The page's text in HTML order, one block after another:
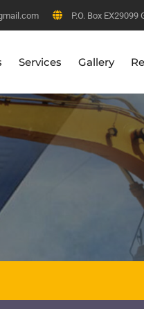
P.O. Box
Services Gallery